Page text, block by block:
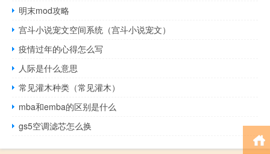
明末mod攻略
宫斗小说宠文空间系统（宫斗小说宠文）
疫情过年的心得怎么写
人际是什么意思
常见灌木种类（常见灌木）
mba和emba的区别是什么
gs5空调滤芯怎么换